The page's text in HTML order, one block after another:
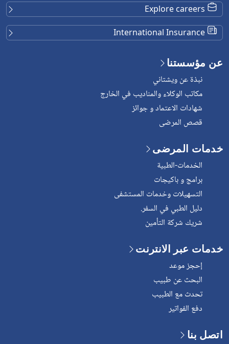
عن مؤسستنا
نبذة عن ويشتاني
مكاتب الوكلاء والمناديب في الخارج
شهادات الاعتماد و جوائز
قصص المرضى
خدمات المرضى
الخدمات-الطبية
برامج و باكيجات
التسهيلات وخدمات المستشفى
دليل الطبي في السفر.
شريك شركة التأمين
خدمات عبر الانترنت
إحجز موعد
البحث عن طبيب
تحدث مع الطبيب
دفع الفواتير
اتصل بنا